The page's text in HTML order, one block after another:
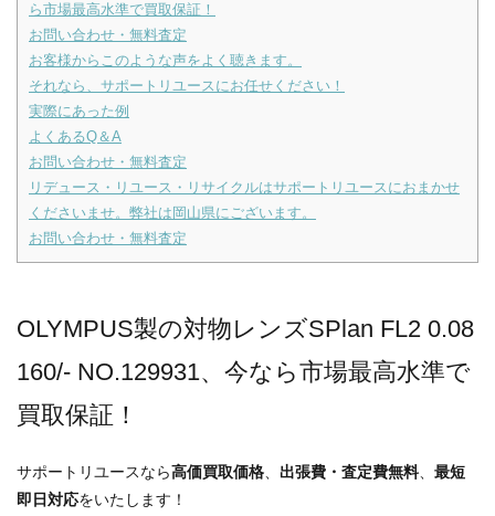
ら市場最高水準で買取保証！
お問い合わせ・無料査定
お客様からこのような声をよく聴きます。
それなら、サポートリユースにお任せください！
実際にあった例
よくあるQ＆A
お問い合わせ・無料査定
リデュース・リユース・リサイクルはサポートリユースにおまかせ
くださいませ。弊社は岡山県にございます。
お問い合わせ・無料査定
OLYMPUS製の対物レンズSPlan FL2 0.08
160/- NO.129931、今なら市場最高水準で
買取保証！
サポートリユースなら高価買取価格 出張費・査定費無料、 最短
即日対応をいたします！